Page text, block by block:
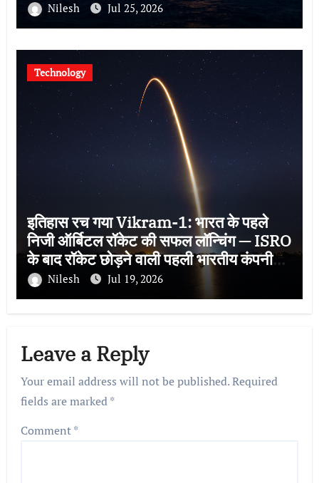
Nilesh Jul 25, 2026
Technology
इतिहास रच गया Vikram-1: भारत के पहले
निजी ऑर्बिटल रॉकेट की सफल लॉन्चिंग — ISRO
के बाद रॉकेट छोड़ने वाली पहली भारतीय कंपनी
बनी Skyroot
Nilesh Jul 19, 2026
Leave a Reply
Your email address will not be published.Required
fields are marked*
Comment*